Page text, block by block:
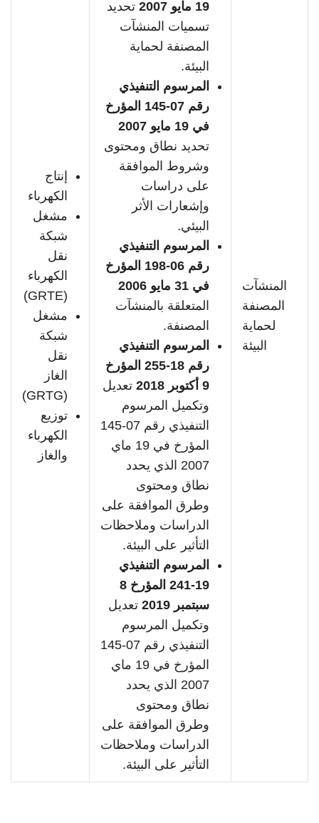
المنشآت
المصنفة
لحماية
البيئة
19 مايو 2007
تحديد
تسميات المنشآت
المصنفة لحماية
البيئة.
المرسوم التنفيذي
رقم 07-145 المؤرخ
في 19 مايو 2007
تحديد نطاق ومحتوى
وشروط الموافقة
على دراسات
وإشعارات الأثر
البيئي.
المرسوم التنفيذي
رقم 06-198 المؤرخ
في 31 مايو 2006
المتعلقة بالمنشآت
المصنفة.
المرسوم التنفيذي
رقم 18-255 المؤرخ
9 أكتوبر 2018
تعديل
وتكميل المرسوم
التنفيذي رقم 07-145
المؤرخ في 19 ماي
2007 الذي يحدد
نطاق ومحتوى
وطرق الموافقة على
الدراسات وملاحظات
التأثير على البيئة.
المرسوم التنفيذي
19-241 المؤرخ 8
سبتمبر 2019
تعديل
وتكميل المرسوم
التنفيذي رقم 07-145
المؤرخ في 19 ماي
2007 الذي يحدد
نطاق ومحتوى
وطرق الموافقة على
الدراسات وملاحظات
التأثير على البيئة.
إنتاج
الكهرباء
مشغل
شبكة
نقل
الكهرباء
(GRTE)
مشغل
شبكة
نقل
الغاز
(GRTG)
توزيع
الكهرباء
والغاز